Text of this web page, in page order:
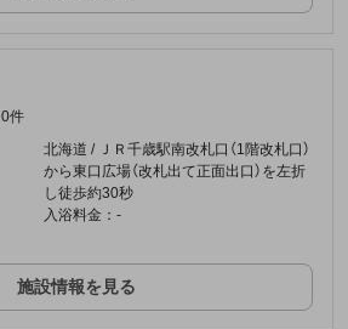
0件
北海道 / ＪＲ千歳駅南改札口（1階改札口）
から東口広場（改札出て正面出口）を左折
し徒歩約30秒
入浴料金：-
施設情報を見る